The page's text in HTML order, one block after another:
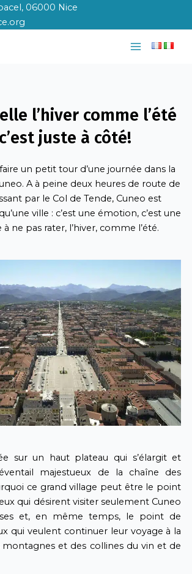
06000 Nice
Main
l’hiver comme l’été
juste à côté!
un petit tour d’une journée dans la
A à peine deux heures de route de
par le Col de Tende, Cuneo est
ville : c’est une émotion, c’est une
ne pas rater, l’hiver, comme l’été.
sur un haut plateau qui s’élargit et
majestueux de la chaîne des
ce grand village peut être le point
qui désirent visiter seulement Cuneo
et, en même temps, le point de
qui veulent continuer leur voyage à la
montagnes et des collines du vin et de